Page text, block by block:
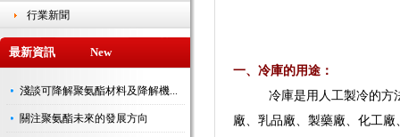
行業新聞
最新資訊 New
淺談可降解聚氨酯材料及降解機...
關注聚氨酯未來的發展方向
一、冷庫的用途：
冷庫是用人工製冷的方法
廠、乳品廠、製藥廠、化工